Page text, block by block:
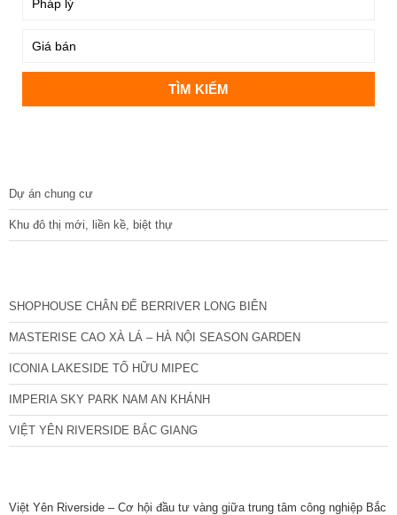
Dự án chung cư
Khu đô thị mới, liền kề, biệt thự
SHOPHOUSE CHÂN ĐẾ BERRIVER LONG BIÊN
MASTERISE CAO XÀ LÁ – HÀ NỘI SEASON GARDEN
ICONIA LAKESIDE TỐ HỮU MIPEC
IMPERIA SKY PARK NAM AN KHÁNH
VIỆT YÊN RIVERSIDE BẮC GIANG
Việt Yên Riverside – Cơ hội đầu tư vàng giữa trung tâm công nghiệp Bắc